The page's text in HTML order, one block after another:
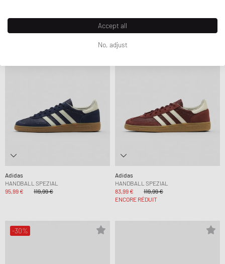
Adidas
HANDBALL SPEZIAL
95,99 €
119,99 €
-30%
Adidas
HANDBALL SPEZIAL
83,99 €
119,99 €
ENCORE RÉDUIT
-30%
Accept all
No, adjust